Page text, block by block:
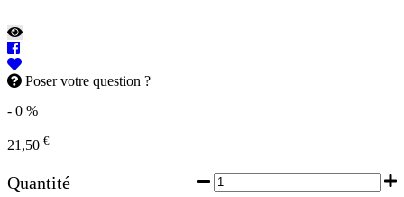
Poser votre question ?
- 0 %
21,50 €
Quantité